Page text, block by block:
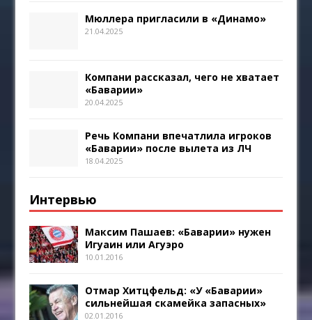
Мюллера пригласили в «Динамо»
21.04.2025
Компани рассказал, чего не хватает
«Баварии»
20.04.2025
Речь Компани впечатлила игроков
«Баварии» после вылета из ЛЧ
18.04.2025
Интервью
Максим Пашаев: «Баварии» нужен
Игуаин или Агуэро
10.01.2016
Отмар Хитцфельд: «У «Баварии»
сильнейшая скамейка запасных»
02.01.2016